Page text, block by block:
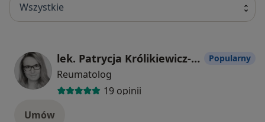
Wszystkie
lek. Patrycja Królikiewicz-Kurek
Reumatolog
19 opinii
Popularny
Umów